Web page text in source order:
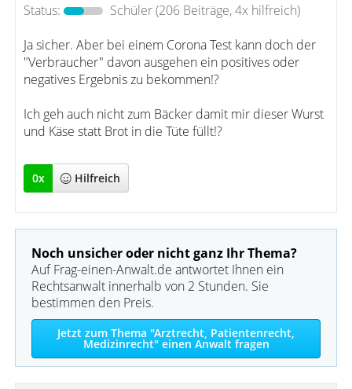
Status:
Schüler(206 Beiträge, 4x hilfreich)
Ja sicher. Aber bei einem Corona Test kann doch der
"Verbraucher" davon ausgehen ein positives oder
negatives Ergebnis zu bekommen!?
Ich geh auch nicht zum Bäcker damit mir dieser Wurst
und Käse statt Brot in die Tüte füllt!?
0x Hilfreich
Noch unsicher oder nicht ganz Ihr Thema?
Auf Frag-einen-Anwalt.de antwortet Ihnen ein
Rechtsanwalt innerhalb von 2 Stunden. Sie
bestimmen den Preis.
Jetzt zum Thema "Arztrecht, Patientenrecht,
Medizinrecht" einen Anwalt fragen